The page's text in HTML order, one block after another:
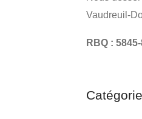
Vaudreuil-
RBQ :